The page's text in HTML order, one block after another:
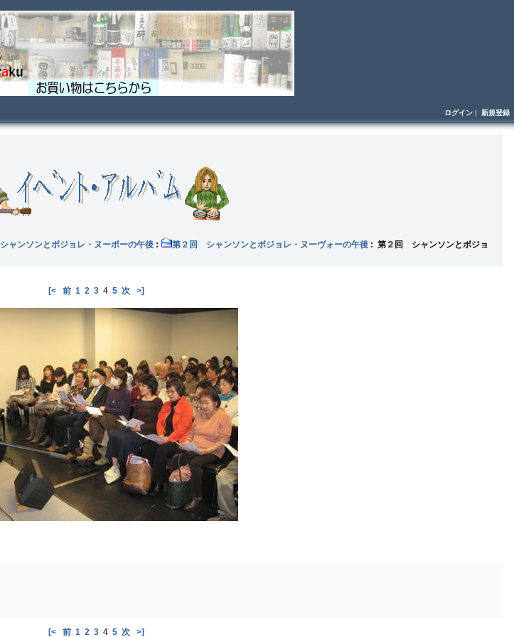
ログイン | 新規登録
シャンソンとボジョレ・ヌーボーの午後 : 第２回 シャンソンとボジョレ・ヌーヴォーの午後 : 第２回 シャンソンとボジョ
[< 前 1 2 34 5 次 >]
[< 前 1 2 34 5 次 >]